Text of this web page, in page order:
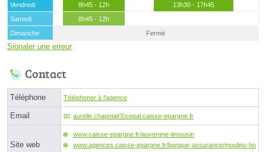
Vendredi
8h45 - 12h
13h30 - 17h45
Samedi
8h45 - 12h
Dimanche
Fermé
Signaler une erreur
Contact
Téléphone Téléphoner à l'agence
Email aurelie.chapotatⓐcepal.caisse-epargne.fr
Site web
www.caisse-epargne.fr/auvergne-limousin
www.agences.caisse-epargne.fr/banque-assurance/moulins-ho